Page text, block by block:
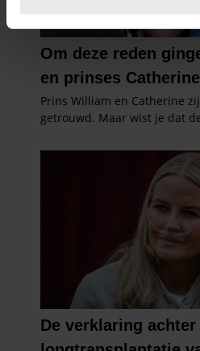
intrekken in de
We gebruiken cookies om
personaliseren, om functies
en om ons websiteverkeer te
informatie over uw gebruik van
partners kunnen deze
informatie die u aan ze heeft
verzameld op basis van uw
gaat akkoord met onze cookies